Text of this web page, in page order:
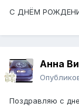
С ДНЁМ
Анна
Поздравляю с